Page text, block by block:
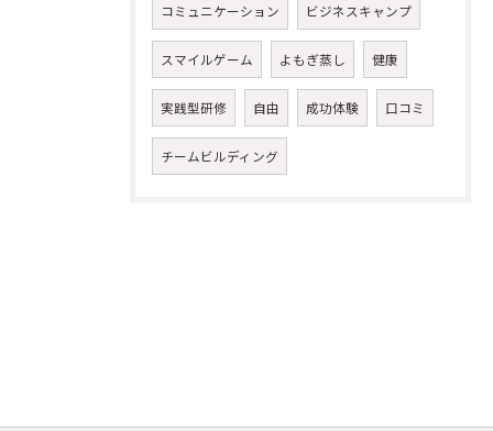
コミュニケーション ビジネスキャンプ
スマイルゲーム よもぎ蒸し 健康
実践型研修 自由 成功体験 口コミ
チームビルディング